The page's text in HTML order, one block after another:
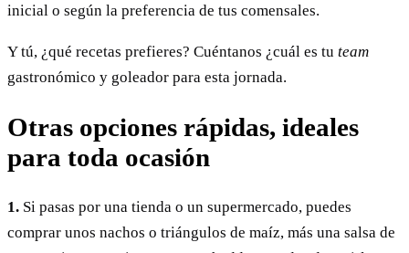
inicial o según la preferencia de tus comensales.
Y tú, ¿qué recetas prefieres? Cuéntanos ¿cuál es tu team
gastronómico y goleador para esta jornada.
Otras opciones rápidas, ideales
para toda ocasión
1. Si pasas por una tienda o un supermercado, puedes
comprar unos nachos o triángulos de maíz, más una salsa de